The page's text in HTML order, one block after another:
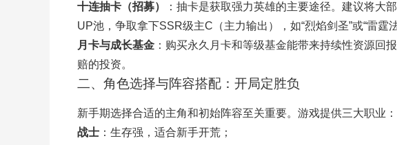
十连抽卡（招募）
：抽卡是获取强力英雄的主要途径。建议将大
UP池，争取拿下SSR级主C（主力输出），如“烈焰剑圣”或“雷霆法
月卡与成长基金 ：购买永久月卡和等级基金能带来持续性资源回
赔的投资。
二、角色选择与阵容搭配：开局定胜负
新手期选择合适的主角和初始阵容至关重要。游戏提供三大职业
战士 ：生存强，适合新手开荒；